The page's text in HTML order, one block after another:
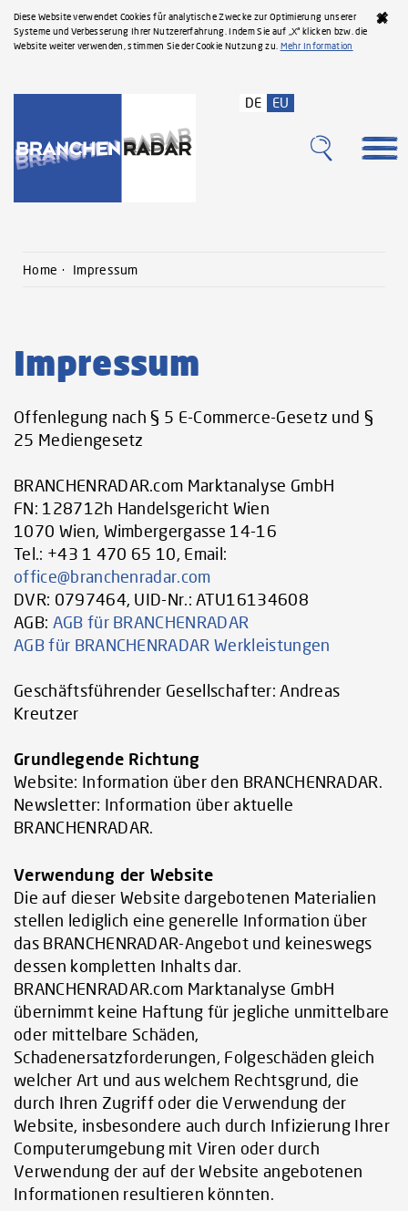
Diese Website verwendet Cookies für analytische Zwecke zur Optimierung unserer
Systeme und Verbesserung Ihrer Nutzererfahrung. Indem Sie auf „X“ klicken bzw. die
Website weiter verwenden, stimmen Sie der Cookie Nutzung zu. Mehr Information
DE EU
Home Impressum
Impressum
Offenlegung nach § 5 E-Commerce-Gesetz und §
25 Mediengesetz
BRANCHENRADAR.com Marktanalyse GmbH
FN: 128712h Handelsgericht Wien
1070 Wien, Wimbergergasse 14-16
Tel.: +43 1 470 65 10, Email:
office@branchenradar.com
DVR: 0797464, UID-Nr.: ATU16134608
AGB: AGB für BRANCHENRADAR
AGB für BRANCHENRADAR Werkleistungen
Geschäftsführender Gesellschafter: Andreas
Kreutzer
Grundlegende Richtung
Website: Information über den BRANCHENRADAR.
Newsletter: Information über aktuelle
BRANCHENRADAR.
Verwendung der Website
Die auf dieser Website dargebotenen Materialien
stellen lediglich eine generelle Information über
das BRANCHENRADAR-Angebot und keineswegs
dessen kompletten Inhalts dar.
BRANCHENRADAR.com Marktanalyse GmbH
übernimmt keine Haftung für jegliche unmittelbare
oder mittelbare Schäden,
Schadenersatzforderungen, Folgeschäden gleich
welcher Art und aus welchem Rechtsgrund, die
durch Ihren Zugriff oder die Verwendung der
Website, insbesondere auch durch Infizierung Ihrer
Computerumgebung mit Viren oder durch
Verwendung der auf der Website angebotenen
Informationen resultieren könnten.